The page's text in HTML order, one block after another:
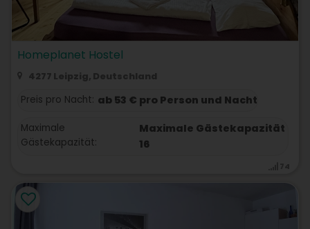
Homeplanet Hostel
4277 Leipzig, Deutschland
Preis pro Nacht: ab 53 € pro Person und Nacht
Maximale
Gästekapazität:
Maximale Gästekapazität
16